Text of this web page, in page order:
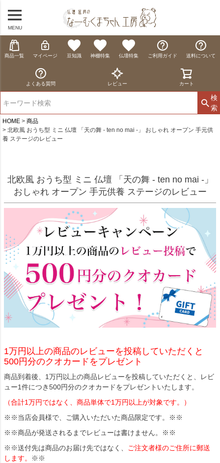
MENU
商品一覧 マイページ 豆知識 神棚特集 仏壇特集 ご利用ガイド 送料について
よくある質問 レビュー カート
検
索
HOME
商品
北欧風 おうち型 ミニ 仏壇 「天の舞 - ten no mai -」 おしゃれ オープン 手元供
養 ステージのレビュー
北欧風 おうち型 ミニ 仏壇 「天の舞 - ten no mai -」
おしゃれ オープン 手元供養 ステージのレビュー
1万円以上の商品のレビューを投稿していただくと
500円分のクオカードをプレゼント
商品到着後、1万円以上の商品レビューを投稿していただくと、レビ
ュー1件につき500円分のクオカードをプレゼントいたします。
（合計1万円ではなく、商品単体で1万円以上が対象です。）
※※当店会員様で、ご購入いただいた商品限定です。※※
※※商品が発送されるまでレビューは書けません。※※
※※送付先は商品のお届け先ではなく、 ご注文者様のご住所に郵送
します。
※※